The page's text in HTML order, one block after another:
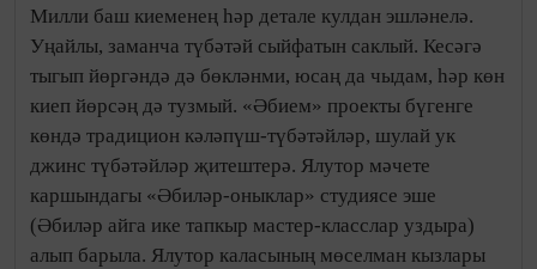
Милли баш киеменең һәр детале кулдан эшләнелә.
Уңайлы, заманча түбәтәй сыйфатын саклый. Кесәгә
тыгып йөргәндә дә бөкләнми, юсаң да чыдам, һәр көн
киеп йөрсәң дә тузмый. «Әбием» проекты бүгенге
көндә традицион кәләпүш-түбәтәйләр, шулай ук
джинс түбәтәйләр җитештерә. Ялутор мәчете
каршындагы «Әбиләр-оныклар» студиясе эше
(Әбиләр айга ике тапкыр мастер-класслар уздыра)
алып барыла. Ялутор каласының мөселман кызлары